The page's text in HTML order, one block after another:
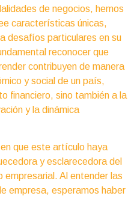
de negocios, hemos
características únicas,
desafíos particulares en su
reconocer que
contribuyen de manera
y social de un país,
financiero, sino también a la
y la dinámica
que este artículo haya
y esclarecedora del
empresarial. Al entender las
empresa, esperamos haber